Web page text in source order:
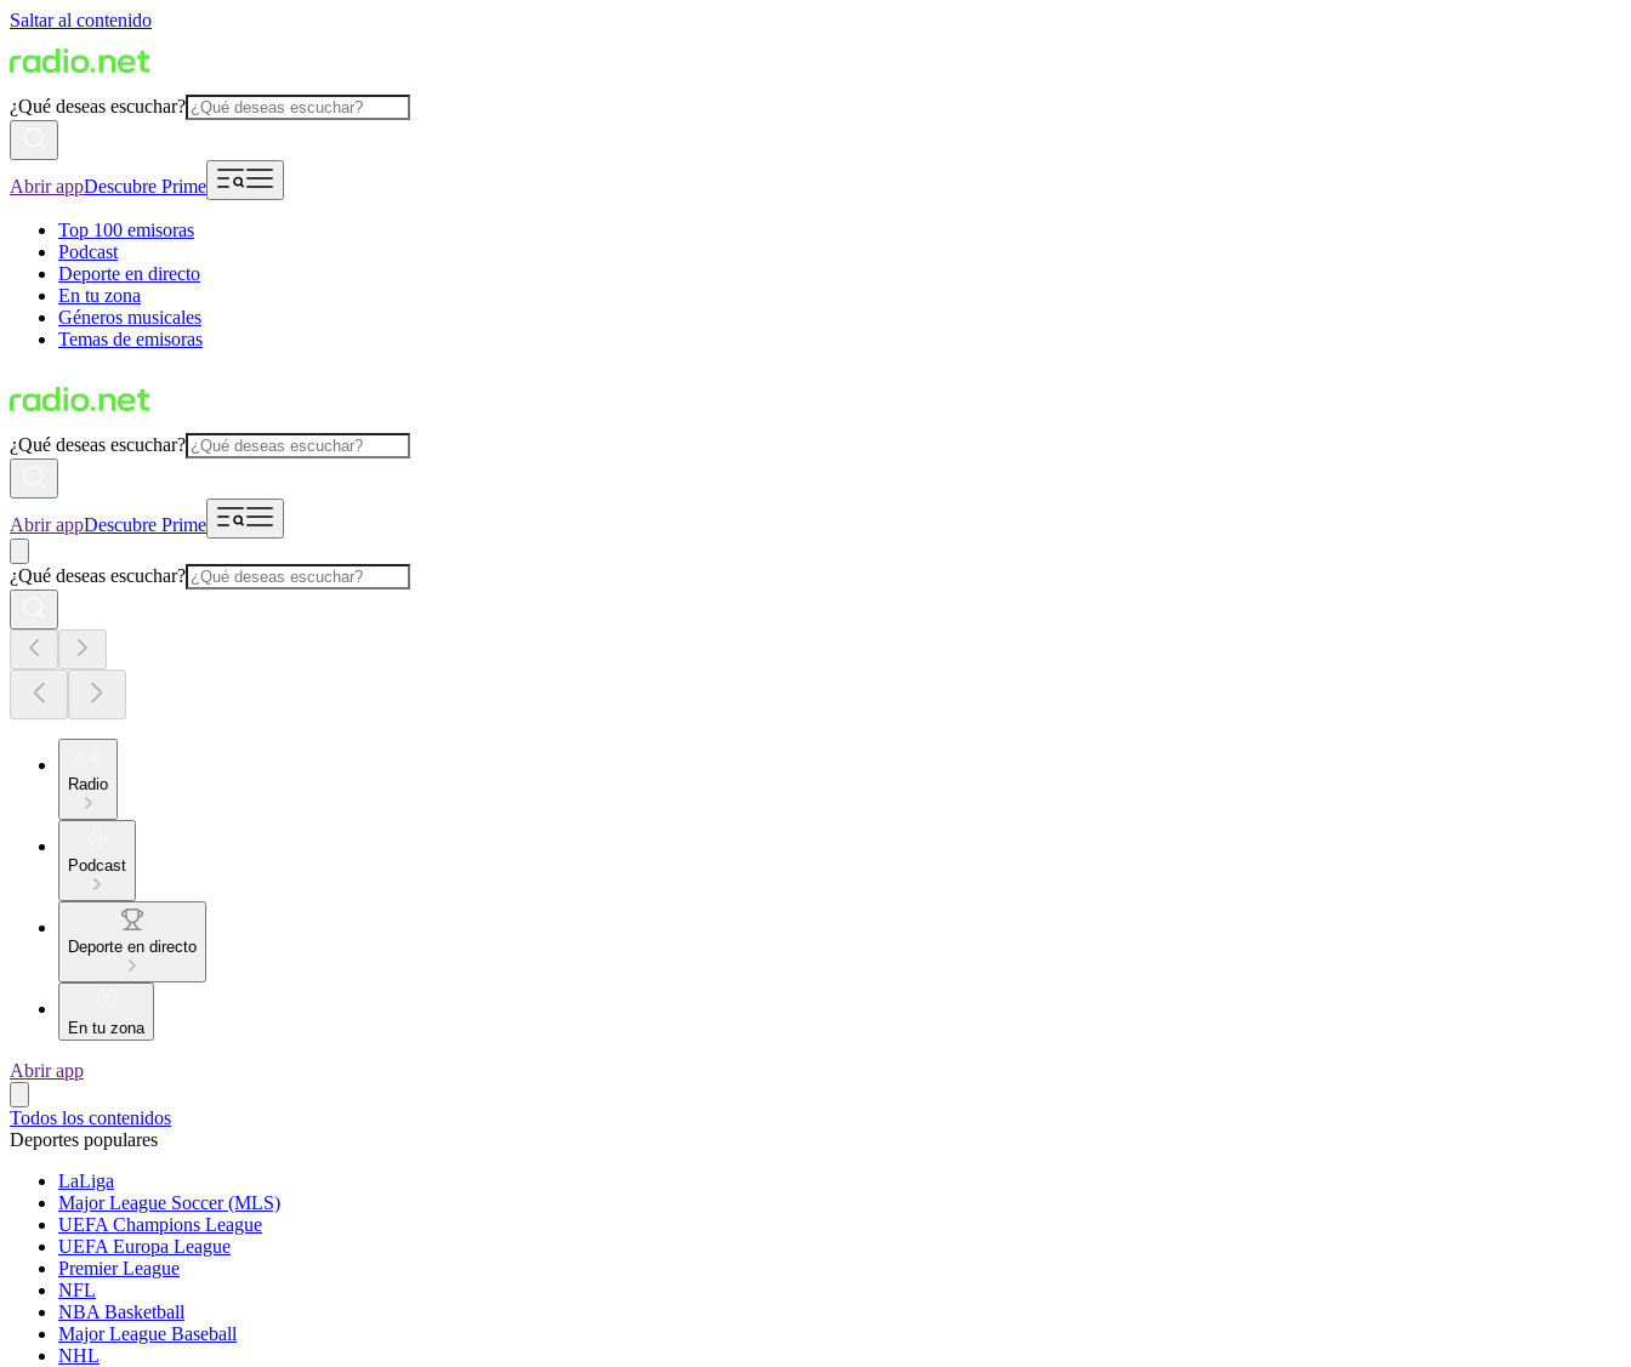
Saltar al contenido
¿Qué deseas escuchar?
Abrir appDescubre Prime
Top 100 emisoras
Podcast
Deporte en directo
En tu zona
Géneros musicales
Temas de emisoras
¿Qué deseas escuchar?
Abrir appDescubre Prime
¿Qué deseas escuchar?
Radio
Podcast
Deporte en directo
En tu zona
Abrir app
Todos los contenidos
Deportes populares
LaLiga
Major League Soccer (MLS)
UEFA Champions League
UEFA Europa League
Premier League
NFL
NBA Basketball
Major League Baseball
NHL